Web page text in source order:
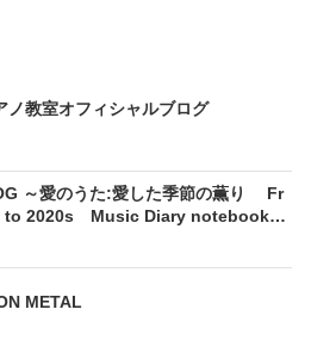
ノ教室オフィシャルブログ
～愛のうた:愛した季節の薫り Fr
to 2020s Music Diary notebook～
METAL